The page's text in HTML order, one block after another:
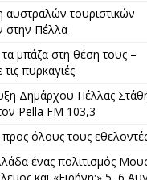
αυστραλών τουριστικών
στην Πέλλα
μπάζα στη θέση τους –
πυρκαγιές
Δημάρχου Πέλλας
Pella FM 103,3
όλους τους
ένας πολιτισμός